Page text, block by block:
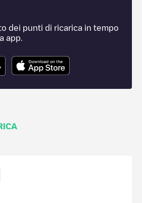
dei punti di ricarica in tempo
app.